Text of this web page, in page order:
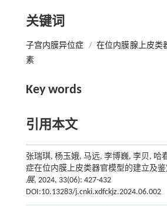
关键词
子宫内膜异位症 / 在位内膜腺上皮类
素
Key words
引用本文
张瑞琪, 杨玉娥, 马远, 李博巍, 李贝, 哈
症在位内膜上皮类器官模型的建立及鉴
展, 2024, 33(06): 427-432
DOI:10.13283/j.cnki.xdfckjz.2024.06.002